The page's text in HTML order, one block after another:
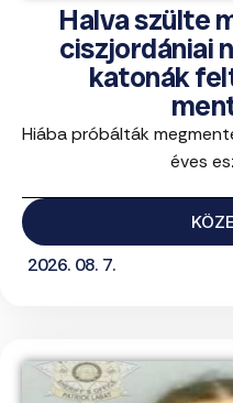
Halva szülte
ciszjordániai
katonák
Hiába próbálták
éves
2026. 08. 7.